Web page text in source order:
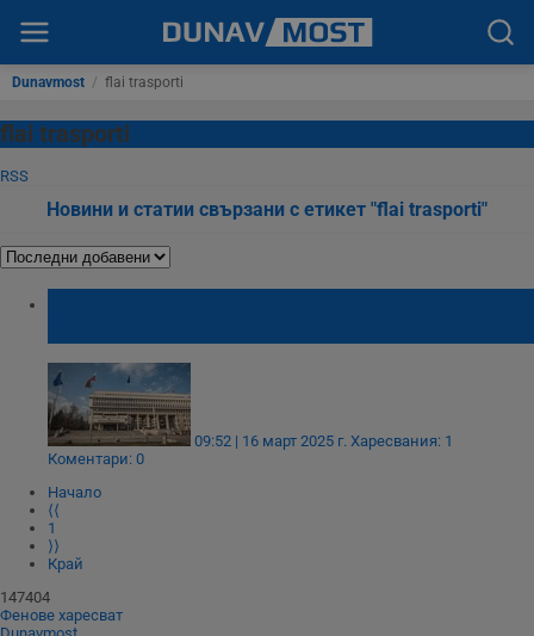
Dunavmost / flai trasporti
flai trasporti
RSS
Новини и статии свързани с етикет "flai trasporti"
09:52 | 16 март 2025 г. Харесвания: 1
Коментари: 0
Начало
⟨⟨
1
⟩⟩
Край
147404
Фенове харесват